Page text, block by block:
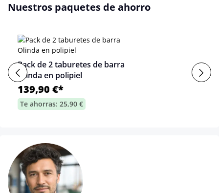
Nuestros paquetes de ahorro
Pack de 2 taburetes de barra
Olinda en polipiel
139,90 €*
Te ahorras: 25,90 €